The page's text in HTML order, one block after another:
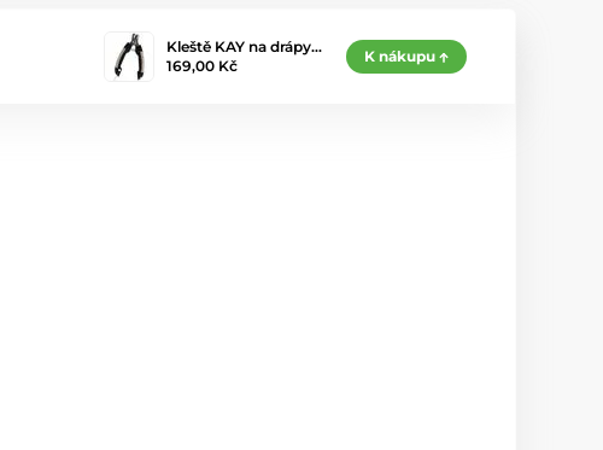
Kleště KAY na drápy…
169,00 Kč
K nákupu